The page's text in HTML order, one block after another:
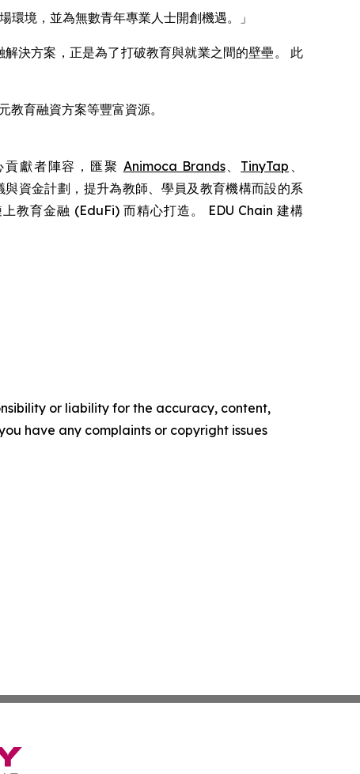
境，並為無數青年專業人士開創機遇。」
決方案，正是為了打破教育與就業之間的壁壘。 此
育融資方案等豐富資源。
獻者陣容，匯聚 Animoca Brands、 TinyTap
資金計劃，提升為教師、學員及教育機構而設的系
教育金融 (EduFi) 而精心打造。 EDU Chain 建構
or liability for the accuracy, content,
have any complaints or copyright issues